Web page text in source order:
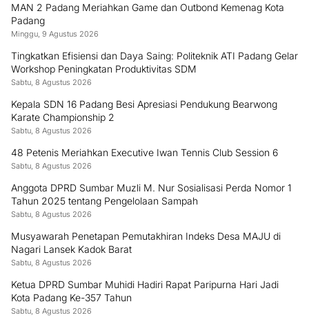
MAN 2 Padang Meriahkan Game dan Outbond Kemenag Kota
Padang
Minggu, 9 Agustus 2026
Tingkatkan Efisiensi dan Daya Saing: Politeknik ATI Padang Gelar
Workshop Peningkatan Produktivitas SDM
Sabtu, 8 Agustus 2026
Kepala SDN 16 Padang Besi Apresiasi Pendukung Bearwong
Karate Championship 2
Sabtu, 8 Agustus 2026
48 Petenis Meriahkan Executive Iwan Tennis Club Session 6
Sabtu, 8 Agustus 2026
Anggota DPRD Sumbar Muzli M. Nur Sosialisasi Perda Nomor 1
Tahun 2025 tentang Pengelolaan Sampah
Sabtu, 8 Agustus 2026
Musyawarah Penetapan Pemutakhiran Indeks Desa MAJU di
Nagari Lansek Kadok Barat
Sabtu, 8 Agustus 2026
Ketua DPRD Sumbar Muhidi Hadiri Rapat Paripurna Hari Jadi
Kota Padang Ke-357 Tahun
Sabtu, 8 Agustus 2026